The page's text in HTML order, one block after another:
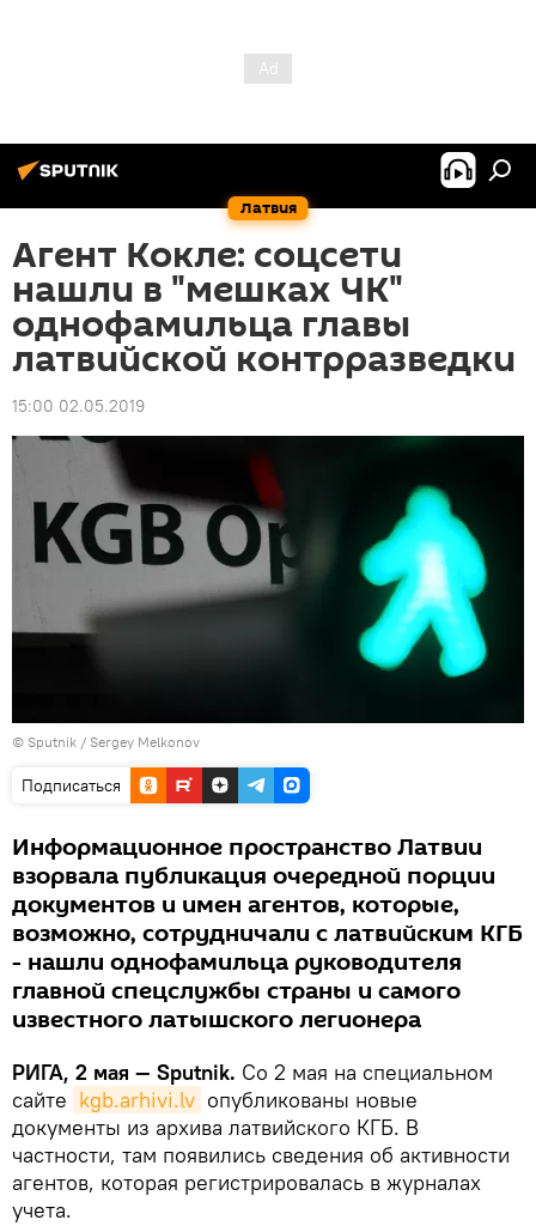
Латвия
Агент Кокле: соцсети
нашли в "мешках ЧК"
однофамильца главы
латвийской контрразведки
15:00 02.05.2019
© Sputnik / Sergey Melkonov
Подписаться
Информационное пространство Латвии
взорвала публикация очередной порции
документов и имен агентов, которые,
возможно, сотрудничали с латвийским КГБ
- нашли однофамильца руководителя
главной спецслужбы страны и самого
известного латышского легионера
РИГА, 2 мая — Sputnik. Со 2 мая на специальном
сайте kgb.arhivi.lv опубликованы новые
документы из архива латвийского КГБ. В
частности, там появились сведения об активности
агентов, которая регистрировалась в журналах
учета.